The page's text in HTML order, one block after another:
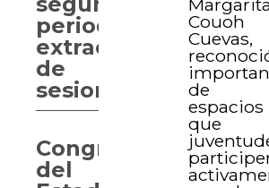
Couoh
Cuevas,
de
que
periodo
extraordinario
de
sesiones
Congreso
del